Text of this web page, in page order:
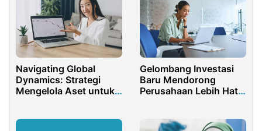
Navigating Global
Dynamics: Strategi
Mengelola Aset untuk
Gelombang Investasi
Baru Mendorong
Perusahaan Lebih Hati-